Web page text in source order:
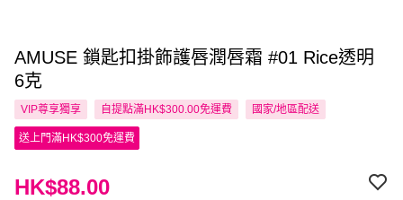
AMUSE 鎖匙扣掛飾護唇潤唇霜 #01 Rice透明
6克
VIP尊享獨享 自提點滿HK$300.00免運費 國家/地區配送
送上門滿HK$300免運費
HK$88.00